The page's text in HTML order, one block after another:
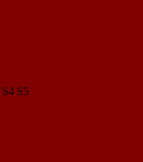
S4 S5